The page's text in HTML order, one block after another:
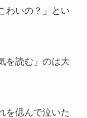
わいの？」とい
を読む」のは大
を偲んで泣いた